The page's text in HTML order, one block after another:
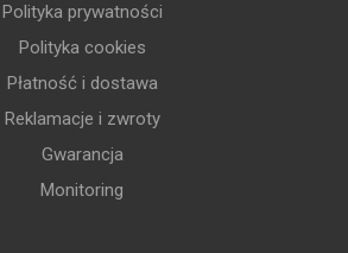
Polityka prywatności
Polityka cookies
Płatność i dostawa
Reklamacje i zwroty
Gwarancja
Monitoring